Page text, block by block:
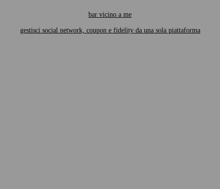
bar vicino a me
gestisci social network, coupon e fidelity da una sola piattaforma